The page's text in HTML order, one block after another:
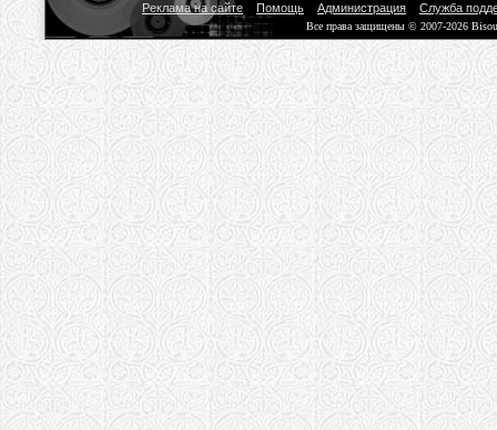
Реклама на сайте
Помощь Администрация Служба
Все права защищены © 2007-2026